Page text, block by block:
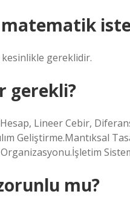
matematik
gereklidir.
gerekli?
Lineer Cebir,
Geliştirme.Mantıksal
mu?